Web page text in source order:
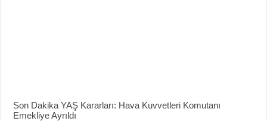
Son Dakika YAŞ Kararları: Hava Kuvvetleri Komutanı
Emekliye Ayrıldı